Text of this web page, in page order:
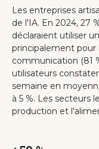
Les entreprises
de l'IA. En 2024, 27
déclaraient utiliser
principalement pour
communication (81
utilisateurs
semaine en
à 5 %. Les secteurs
production et